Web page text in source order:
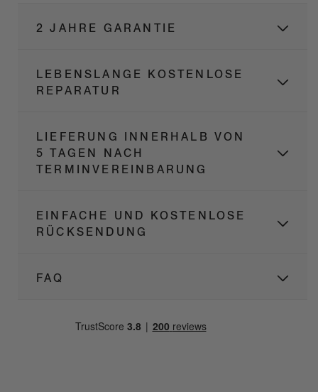
2 JAHRE GARANTIE
LEBENSLANGE KOSTENLOSE
REPARATUR
LIEFERUNG INNERHALB VON
5 TAGEN NACH
TERMINVEREINBARUNG
EINFACHE UND KOSTENLOSE
RÜCKSENDUNG
FAQ